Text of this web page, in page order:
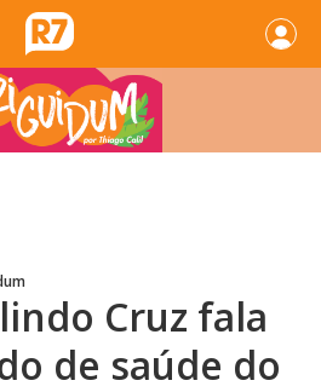
Cruz fala
de saúde do